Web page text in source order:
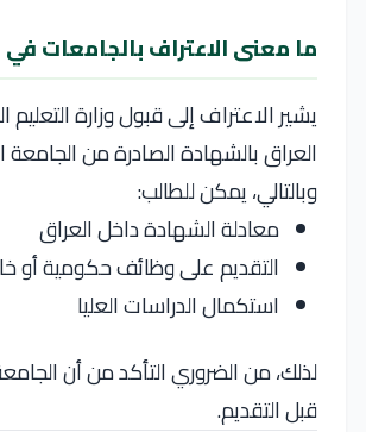
ما معنى الاعتراف بالجامعات في
يشير الاعتراف إلى قبول وزارة التعليم
العراق بالشهادة الصادرة من الجامعة
وبالتالي، يمكن للطالب:
معادلة الشهادة داخل العراق
التقديم على وظائف حكومية أو
استكمال الدراسات العليا
لذلك، من الضروري التأكد من أن
قبل التقديم.